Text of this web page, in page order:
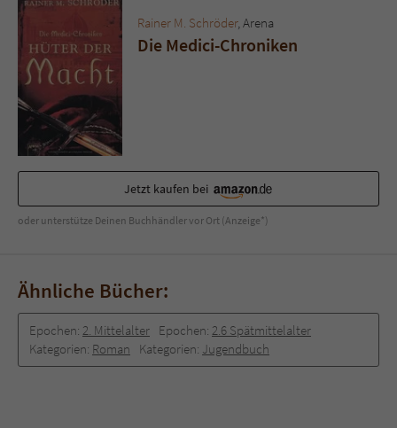
Rainer M. Schröder, Arena
Die Medici-Chroniken
Jetzt kaufen bei
oder unterstütze Deinen Buchhändler vor Ort (Anzeige*)
Ähnliche Bücher:
Epochen: 2. Mittelalter Epochen: 2.6 Spätmittelalter
Kategorien: Roman Kategorien: Jugendbuch
Benutzer. Es wird benötigt um z. B. den
Sicherheitscode des Kontaktformulars zu
überprüfen.